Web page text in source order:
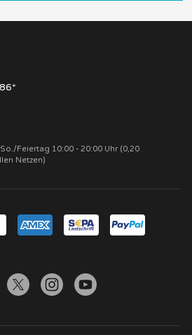
Feiertag 10:00 - 20:00 Uhr (0,20
Netzen)